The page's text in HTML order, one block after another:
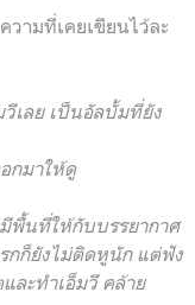
วามที่เคยเขียนไว้ละ
วีเลย เป็นอัลบั้มที่ยัง
กมาให้ดู
พื้นที่ให้กับบรรยากาศ
กก็ยังไม่ติดหูนัก แต่ฟัง
ละทำเอ็มวี คล้าย